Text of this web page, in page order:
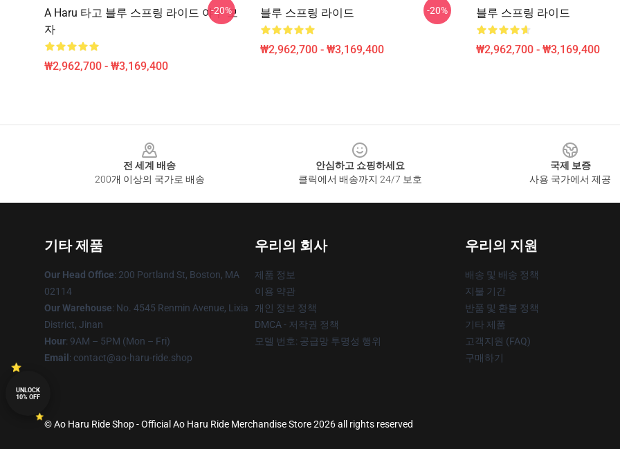
A Haru 타고 블루 스프링 라이드 야구 모
자
₩2,962,700 - ₩3,169,400
-20% 블루 스프링 라이드
₩2,962,700 - ₩3,169,400
-20% 블루 스프링 라이드
₩2,962,700 - ₩3,169,400
전 세계 배송
200개 이상의 국가로 배송
안심하고 쇼핑하세요
클릭에서 배송까지 24/7 보호
국제 보증
사용 국가에서 제공
기타 제품
Our Head Office: 200 Portland St, Boston, MA
02114
Our Warehouse: No. 4545 Renmin Avenue, Lixia
District, Jinan
Hour: 9AM – 5PM (Mon – Fri)
Email : contact@ao-haru-ride.shop
우리의 회사
제품 정보
이용 약관
개인 정보 정책
DMCA - 저작권 정책
모델 번호: 공급망 투명성 행위
우리의 지원
배송 및 배송 정책
지불 기간
반품 및 환불 정책
기타 제품
고객지원 (FAQ)
구매하기
© Ao Haru Ride Shop - Official Ao Haru Ride Merchandise Store 2026 all rights reserved
UNLOCK
10% OFF